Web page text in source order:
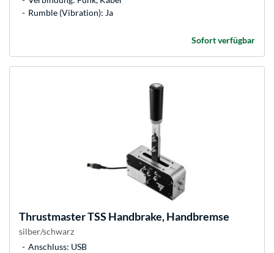
Rumble (Vibration): Ja
Sofort verfügbar
ThrustmasterTSS Handbrake, Handbremse
silber/schwarz
Anschluss: USB